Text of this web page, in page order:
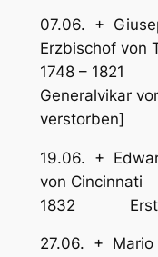
07.06. +
Erzbischof
1748 – 1821
Generalvikar
verstorben]
19.06. +
von
1832
27.06. + Mario